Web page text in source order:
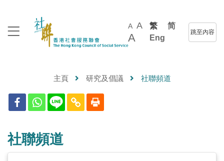
A A
A
繁
简
Eng
跳至內容
主頁 研究及倡議 社聯頻道
社聯頻道